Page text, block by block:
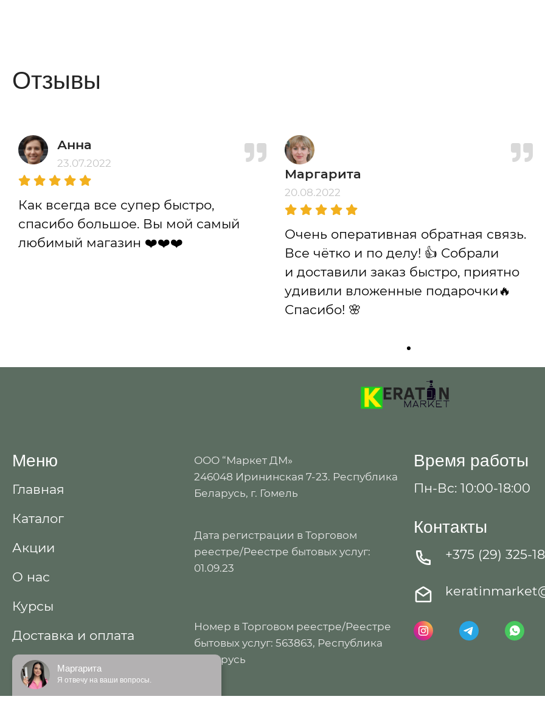
Отзывы
Анна
23.07.2022
Как всегда все супер быстро,
спасибо большое. Вы мой самый
любимый магазин ❤️❤️❤️
Маргарита
20.08.2022
Очень оперативная обратная связь.
Все чётко и по делу! 👍 Собрали
и доставили заказ быстро, приятно
удивили вложенные подарочки🔥
Спасибо! 🌸
Меню
Главная
Каталог
Акции
О нас
Курсы
Доставка и оплата
Контакты
Договор публичной
ООО “Маркет ДМ»
246048 Ирининская 7-23. Республика
Беларусь, г. Гомель
Дата регистрации в Торговом
реестре/Реестре бытовых услуг:
01.09.23
Номер в Торговом реестре/Реестре
бытовых услуг: 563863, Республика
Беларусь
Время работы
Пн-Вс: 10:00-18:00
Контакты
+375 (29) 325-
Маргарита
Я отвечу на ваши вопросы.